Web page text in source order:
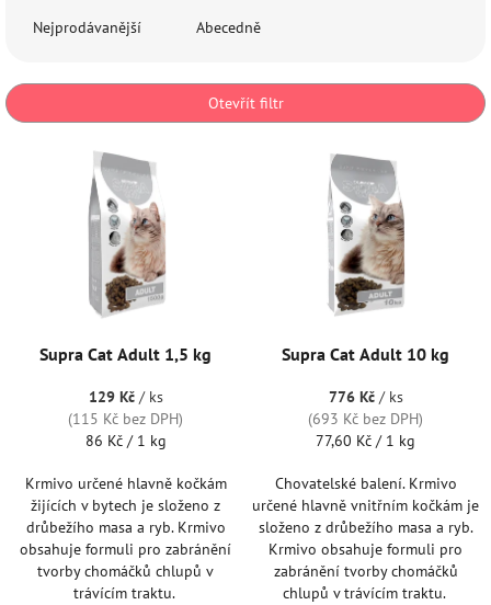
p
r
Nejprodávanější Abecedně
Otevřít filtr
Supra Cat Adult 1,5 kg
129 Kč / ks
(115 Kč bez DPH)
Měrná
86 Kč / 1 kg
Krmivo určené hlavně kočkám
žijících v bytech je složeno z
drůbežího masa a ryb. Krmivo
obsahuje formuli pro zabránění
tvorby chomáčků chlupů v
trávícím traktu.
Supra Cat Adult 10 kg
776 Kč / ks
(693 Kč bez DPH)
Měrná
77,60 Kč / 1 kg
Chovatelské balení. Krmivo
určené hlavně vnitřním kočkám je
složeno z drůbežího masa a ryb.
Krmivo obsahuje formuli pro
zabránění tvorby chomáčků
chlupů v trávícím traktu.